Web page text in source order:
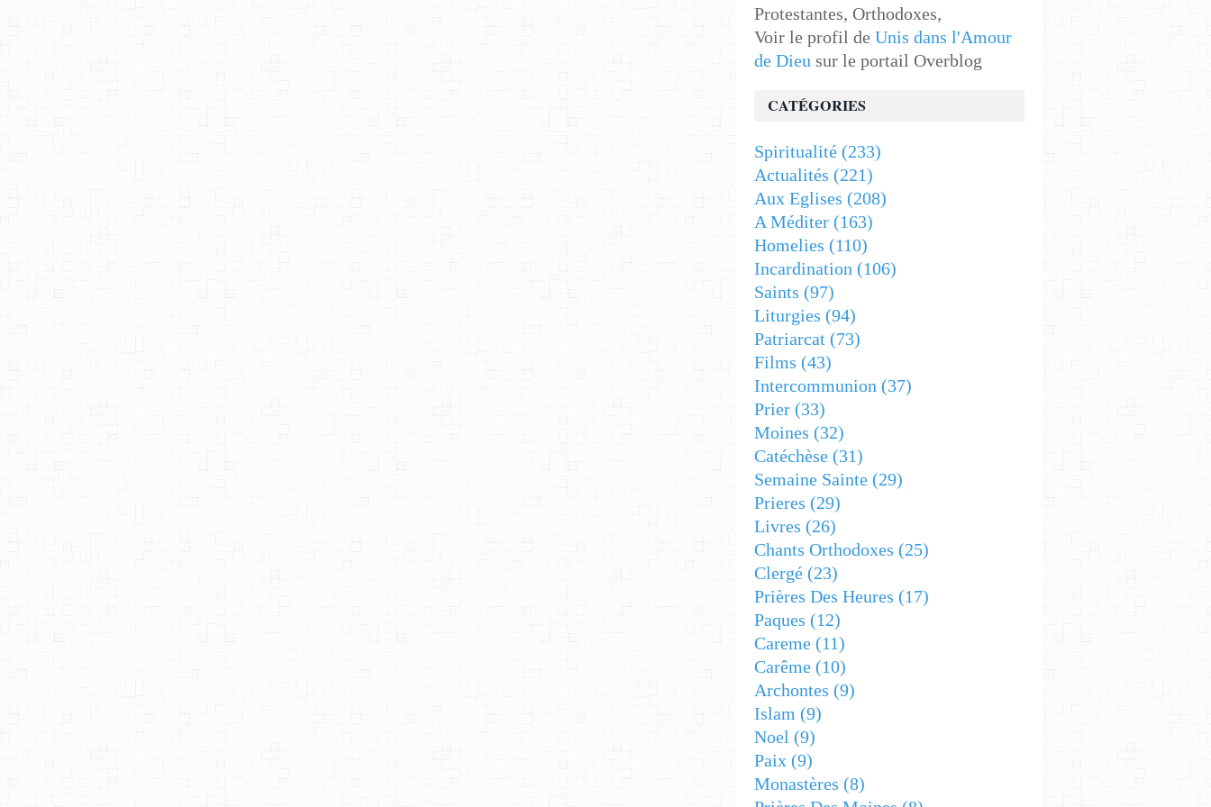
Protestantes, Orthodoxes,
Voir le profil de Unis dans l'Amour
de Dieu sur le portail Overblog
CATÉGORIES
Spiritualité (233)
Actualités (221)
Aux Eglises (208)
A Méditer (163)
Homelies (110)
Incardination (106)
Saints (97)
Liturgies (94)
Patriarcat (73)
Films (43)
Intercommunion (37)
Prier (33)
Moines (32)
Catéchèse (31)
Semaine Sainte (29)
Prieres (29)
Livres (26)
Chants Orthodoxes (25)
Clergé (23)
Prières Des Heures (17)
Paques (12)
Careme (11)
Carême (10)
Archontes (9)
Islam (9)
Noel (9)
Paix (9)
Monastères (8)